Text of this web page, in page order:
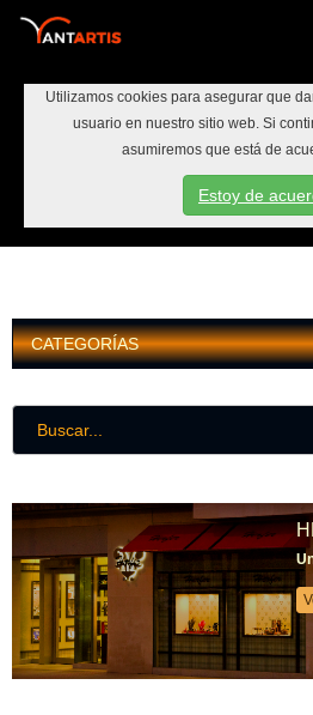
INICIAR SESIÓN
CATEGORÍAS
Utilizamos cookies para asegurar que
usuario en nuestro sitio web. Si
asumiremos que está de
Estoy de